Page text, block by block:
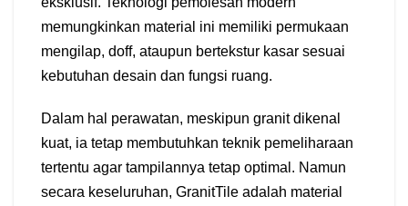
memungkinkan material ini memiliki permukaan
mengilap, doff, ataupun bertekstur kasar sesuai
kebutuhan desain dan fungsi ruang.
Dalam hal perawatan, meskipun granit dikenal
kuat, ia tetap membutuhkan teknik pemeliharaan
tertentu agar tampilannya tetap optimal. Namun
secara keseluruhan, GranitTile adalah material